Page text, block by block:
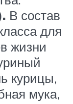
В состав
для
жизни
курицы,
мука,